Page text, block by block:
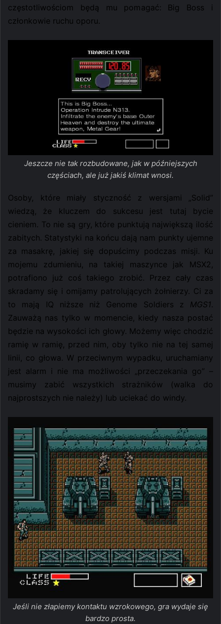
częstotliwościom będą mu pomagać: Big Boss i
członkowie ruchu oporu.
Jeszcze nie tak rozbudowane, jak w późniejszych
częściach, ale już jakiś klimat wnosi.
Osoby, które miały styczność z wersjami „Solid”
wiedzą, że kluczem do sukcesu jest tutaj bycie
cieniem. To nie są gry, które punktują największą ilość
zabitych. Statystyki na końcu dają nam punkty ujemne
za masakrę, jakiej się dopuścimy podczas misji. Ku
mojemu zdumieniu, na takiej maszynce jak MSX2,
potrafiono już coś takiego zrobić. Przez cały czas
skradamy się i omijamy patrolujących żołnierzy. Ci za
to mają IQ niższe niż Genome Soldiers z MGS1.
Zauważą nas tylko w momencie, kiedy nasza postać
będzie na wysokości ich głowy. Możemy więc chodzić
ramię w ramię, przed nim, oby tylko nie na tej samej
linii, co głowa. W przeciwnym wypadku, uruchamiany
jest alarm i nie ma możliwości „przeczekania go” –
musimy zabić wszystkich strażników (walka do
najprostszych nie należy) lub uciekać do windy.
Jeśli nie złapiemy kontaktu wzrokowego, gra wydaje się
bardzo prosta.